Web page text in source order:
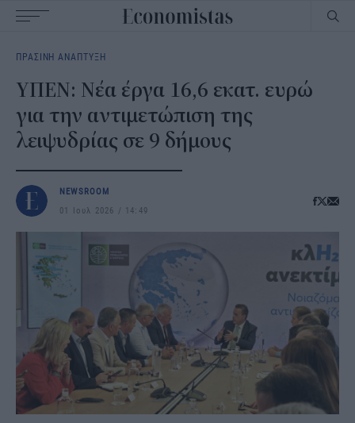
navigation
ΠΡΑΣΙΝΗ ΑΝΑΠΤΥΞΗ
ΥΠΕΝ: Νέα έργα 16,6 εκατ. ευρώ
για την αντιμετώπιση της
λειψυδρίας σε 9 δήμους
NEWSROOM
01 Ιουλ 2026
14:49